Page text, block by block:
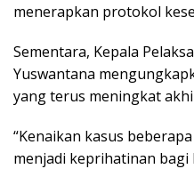
menerapkan protokol
Sementara, Kepala
Yuswantana
yang terus meningkat
“Kenaikan kasus
menjadi keprihatinan bagi